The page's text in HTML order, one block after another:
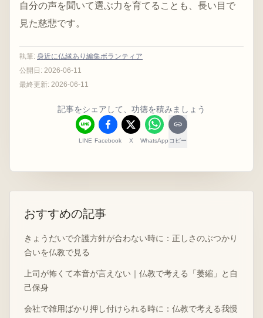
自分の声を聞いて選ぶ力を育てることも、長い目で
見た慈悲です。
執筆: 身近に仏縁あり編集ボランティア
公開日: 2026-06-11
最終更新: 2026-06-11
記事をシェアして、功徳を積みましょう
LINE Facebook X WhatsApp コピー
おすすめの記事
きょうだいで介護方針が合わない時に：正しさのぶつかり
合いを仏教で見る
上司が怖くて本音が言えない｜仏教で考える「萎縮」と自
己保身
会社で雑用ばかり押し付けられる時に：仏教で考える我慢